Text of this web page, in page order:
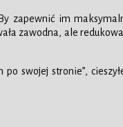
zapewnić im
zawodna, ale
swojej stronie”,